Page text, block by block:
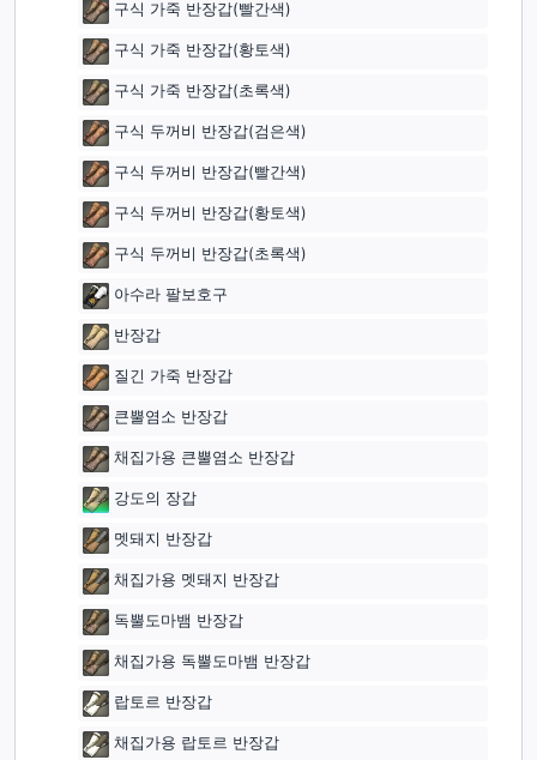
구식 가죽 반장갑(빨간색)
구식 가죽 반장갑(황‏토색)
구식 가죽 반장갑(초록색)
구식 두꺼비 반장갑(검은색)
구식 두꺼비 반장갑(빨간색)
구식 두꺼비 반장갑(황‏토색)
구식 두꺼비 반장갑(초록색)
아수라 팔보호구
반장갑
질긴 가죽 반장갑
큰뿔염소 반장갑
채집가용 큰뿔염소 반장갑
강도의 장갑
멧돼지 반장갑
채집가용 멧돼지 반장갑
독뿔도마뱀 반장갑
채집가용 독뿔도마뱀 반장갑
랍토르 반장갑
채집가용 랍토르 반장갑